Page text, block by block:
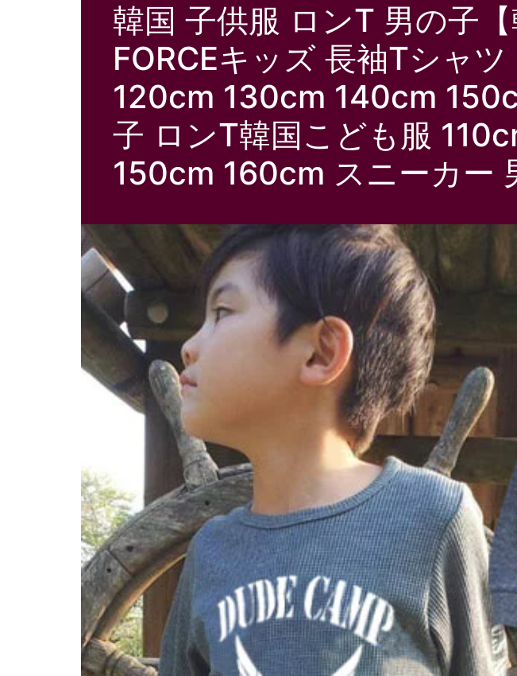
韓国 子供服 ロンT 男の子
FORCEキッズ 長袖Tシャ
120cm 130cm 140cm
子 ロンT韓国こども服
150cm 160cm スニーカー